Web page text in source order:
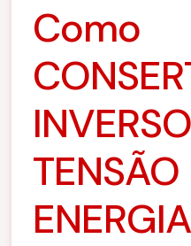
Como